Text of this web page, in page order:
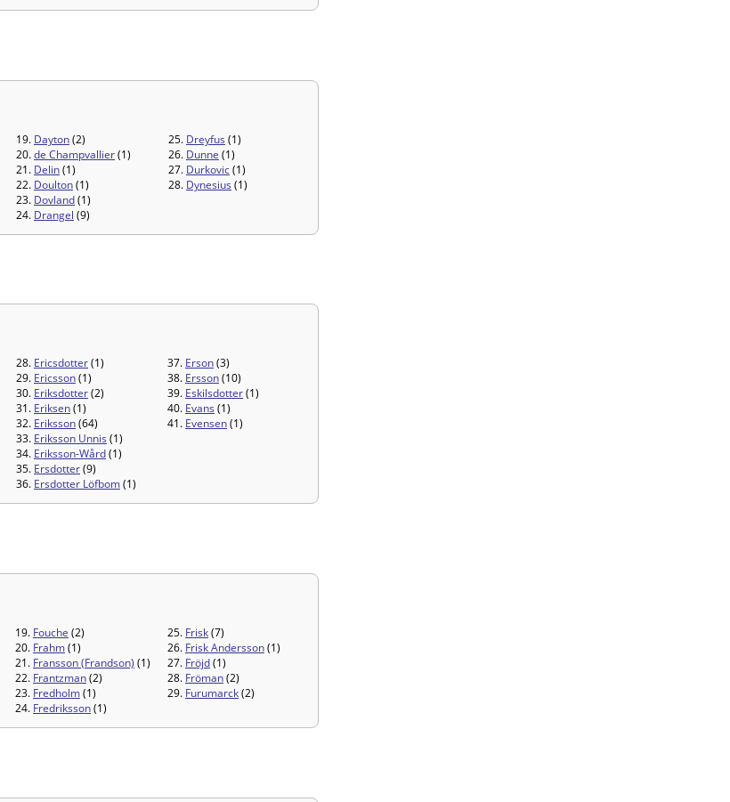
19. Dayton(2)
20.de Champvallier(1)
21. Delin(1)
22. Doulton(1)
23. Dovland(1)
24. Drangel (9)
25. Dreyfus (1)
26. Dunne (1)
27. Durkovic(1)
28. Dynesius (1)
28. Ericsdotter(1)
29. Ericsson(1)
30. Eriksdotter(2)
31. Eriksen(1)
32. Eriksson(64)
33. Eriksson Unnis (1)
34. Eriksson-Wård(1)
35. Ersdotter(9)
36. Ersdotter Löfbom(1)
37. Erson(3)
38. Ersson(10)
39. Eskilsdotter(1)
40. Evans (1)
41. Evensen(1)
19. Fouche (2)
20. Frahm(1)
21. Fransson (Frandson) (1)
22. Frantzman(2)
23. Fredholm(1)
24. Fredriksson(1)
25. Frisk(7)
26. Frisk Andersson(1)
27. Fröjd(1)
28. Fröman(2)
29. Furumarck(2)